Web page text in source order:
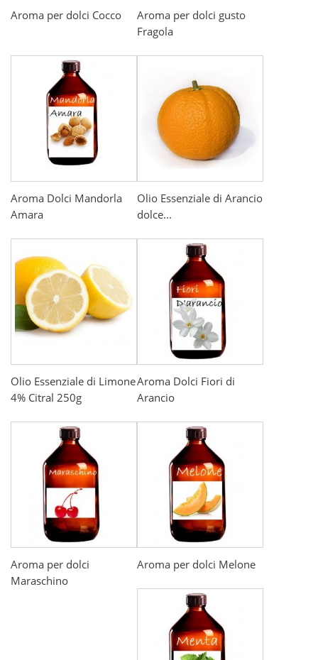
Aroma per dolci Cocco
Aroma per dolci gusto
Fragola
Aroma Dolci Mandorla
Amara
Olio Essenziale di Arancio
dolce...
Olio Essenziale di Limone
4% Citral 250g
Aroma Dolci Fiori di
Arancio
Aroma per dolci
Maraschino
Aroma per dolci Melone